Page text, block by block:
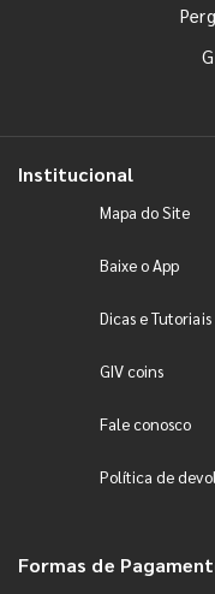
Institucional
Mapa do Site
Baixe o App
Dicas e Tutoriais
GIV coins
Fale conosco
Política de
Formas de